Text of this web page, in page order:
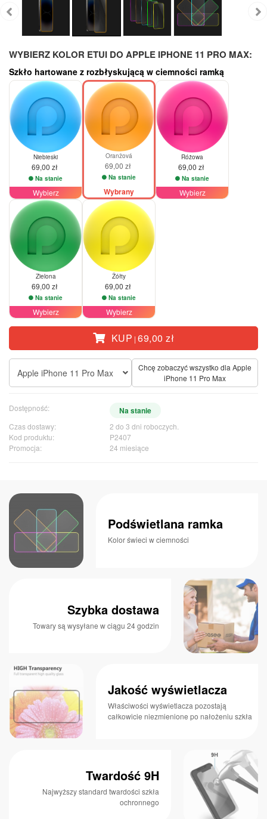
WYBIERZ KOLOR ETUI DO APPLE IPHONE 11 PRO MAX:
Szkło hartowane z rozbłyskującą w ciemności ramką
Niebieski
69,00 zł
Na stanie
Wybierz
Oranžová
69,00 zł
Na stanie
Wybrany
Różowa
69,00 zł
Na stanie
Wybierz
Zielona
69,00 zł
Na stanie
Wybierz
Żółty
69,00 zł
Na stanie
Wybierz
KUP |69,00 zł
Apple iPhone 11 Pro Max
Chcę zobaczyć wszystko dla Apple
iPhone 11 Pro Max
Dostępność: Na stanie
Czas dostawy:
2 do 3 dni roboczych.
Kod produktu:
P2407
Promocja:
24 miesiące
Podświetlana ramka
Kolor świeci w ciemności
Szybka dostawa
Towary są wysyłane w ciągu 24 godzin
Jakość wyświetlacza
Właściwości wyświetlacza pozostają
całkowicie niezmienione po nałożeniu szkła
Twardość 9H
Najwyższy standard twardości szkła
ochronnego